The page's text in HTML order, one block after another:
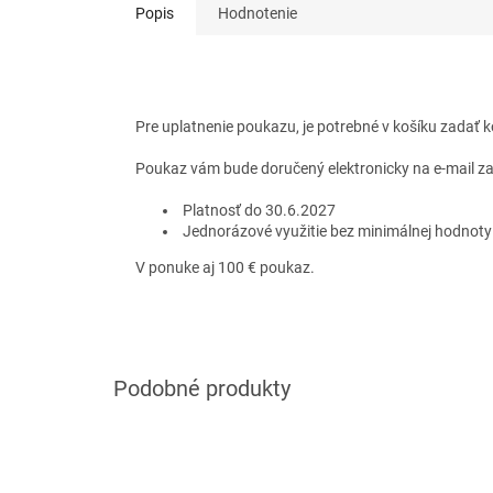
Popis Hodnotenie
Pre uplatnenie poukazu, je potrebné v košíku zadať
Poukaz vám bude doručený elektronicky na e-mail
Platnosťdo 30.6.2027
Jednorázové využitie bez minimálnej
V ponuke aj 100 € poukaz.